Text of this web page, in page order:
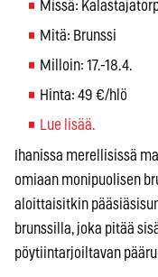
Missä:
Mitä: Brunssi
Milloin: 17.-18.4.
Hinta: 49 €/hlö
Lue lisää.
Ihanissa merellisissä
omiaan monipuolisen
aloittaisitkin
brunssilla, joka pitää
pöytiintarjoiltavan